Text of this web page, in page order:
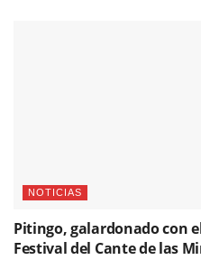
NOTICIAS
Pitingo, galardonado con el
Festival del Cante de las